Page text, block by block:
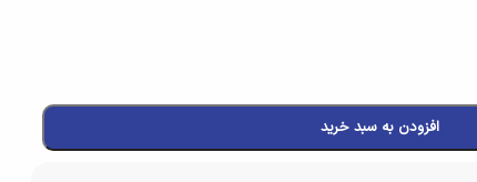
افزودن به سبد خرید